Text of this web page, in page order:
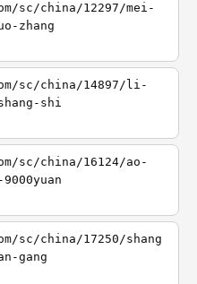
sc/china/12297/mei-
zhang
sc/china/14897/li-
shi
sc/china/16124/ao-
sc/china/17250/shang
gang